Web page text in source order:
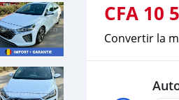
CFA 10
Convertir la